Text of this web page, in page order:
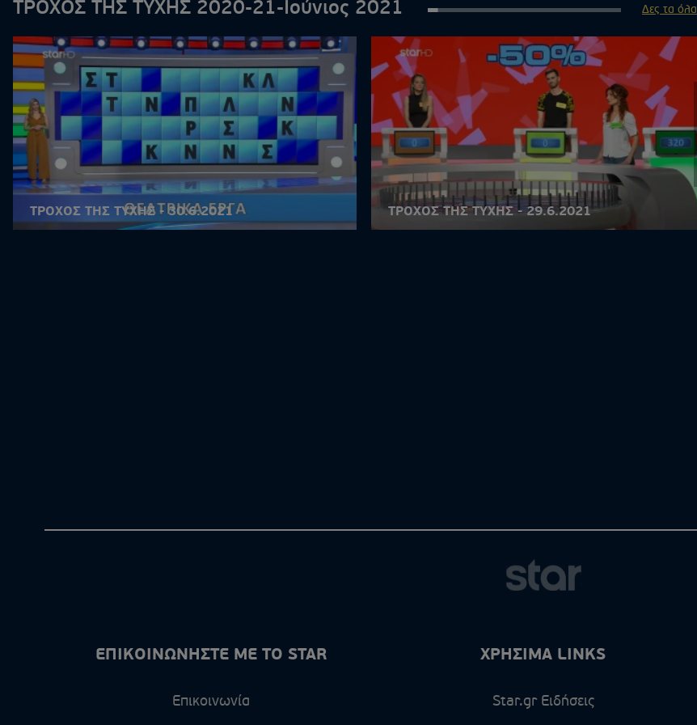
ΤΡΟΧΟΣ ΤΗΣ ΤΥΧΗΣ 2020-21-Ιούνιος 2021 Δες τα όλα
ΤΡΟΧΟΣ ΤΗΣ ΤΥΧΗΣ - 30.6.2021 ΤΡΟΧΟΣ ΤΗΣ ΤΥΧΗΣ - 29.6.2021
ΕΠΙΚΟΙΝΩΝΗΣΤΕ ΜΕ ΤΟ STAR
Επικοινωνία
ΧΡΗΣΙΜΑ LINKS
Star.gr Ειδήσεις